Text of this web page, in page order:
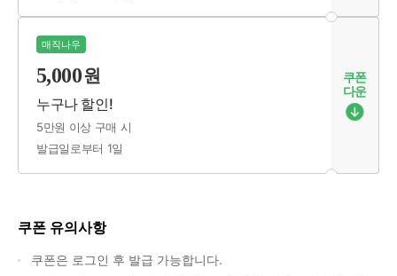
매직나우
5,000원
누구나 할인!
5만원 이상 구매 시
발급일로부터 1일
쿠폰
다운
쿠폰 유의사항
쿠폰은 로그인 후 발급 가능합니다.